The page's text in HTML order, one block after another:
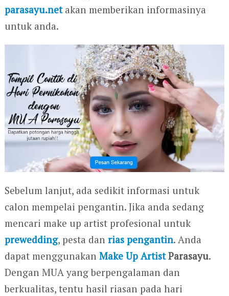
parasayu.netakan memberikan informasinya
untuk anda.
Sebelum lanjut, ada sedikit informasi untuk
calon mempelai pengantin. Jika anda sedang
mencari make up artist profesional untuk
prewedding, pesta dan rias pengantin. Anda
dapat menggunakan Make Up ArtistParasayu.
Dengan MUA yang berpengalaman dan
berkualitas, tentu hasil riasan pada hari